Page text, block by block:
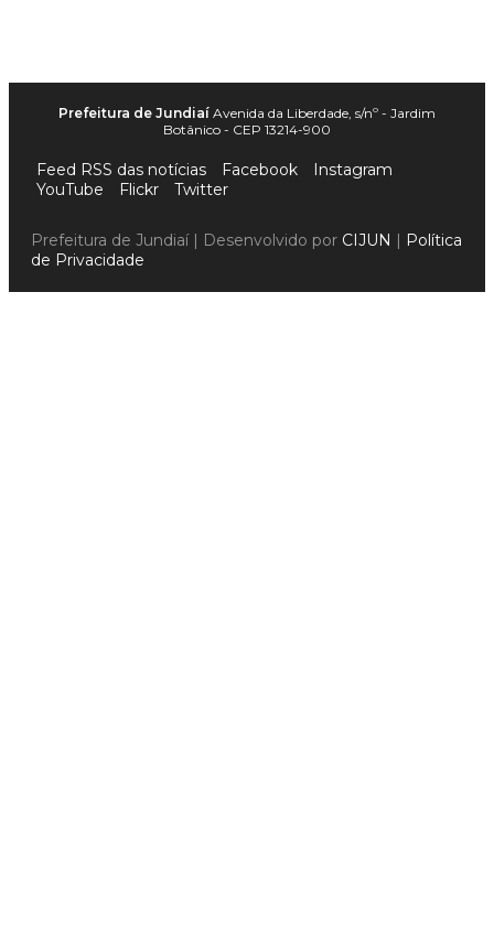
Prefeitura de Jundiaí Avenida da Liberdade, s/nº - Jardim
Botânico - CEP 13214-900
Feed RSS das notícias Facebook
Instagram
YouTube
Flickr Twitter
Prefeitura de Jundiaí | Desenvolvido por CIJUN | Política
de Privacidade